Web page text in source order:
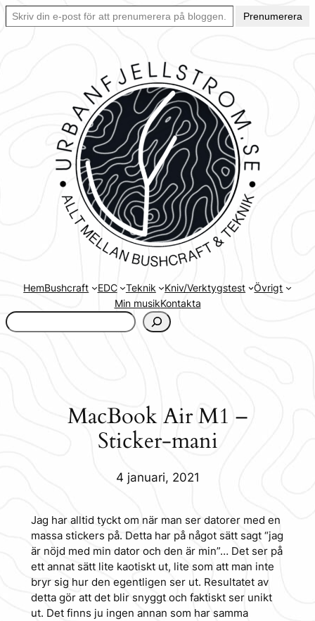
Hoppa
Skriv din e-post för att prenumerera på bloggen… Ett enkelt sätt att hålla sig uppdaterad automatiskt.
Prenumerera
HemBushcraft EDC Teknik Kniv/Verktygstest
Övrigt
Min musikKontakta
www.urbanfjellstrom.se/jamforelselistan/
MacBook Air M1 –
Sticker-mani
4 januari, 2021
Jag har alltid tyckt om när man ser datorer med en
massa stickers på. Detta har på något sätt sagt “jag
är nöjd med min dator och den är min”… Det ser på
ett annat sätt lite kaotiskt ut, lite som att man inte
bryr sig hur den egentligen ser ut. Resultatet av
detta gör att det blir snyggt och faktiskt ser unikt
ut. Det finns ju ingen annan som har samma